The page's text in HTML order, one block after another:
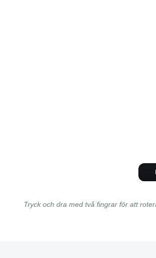
Tryck och dra med två fingrar för att